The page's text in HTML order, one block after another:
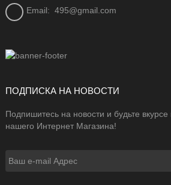
Email: 495@gmail.com
ПОДПИСКА НА НОВОСТИ
Подпишитесь на новости и будьте
нашего Интернет Магазина!